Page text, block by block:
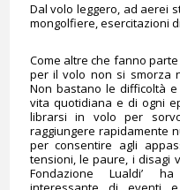
Dal volo leggero, ad aerei
mongolfiere, esercitazioni
Come altre che fanno
per il volo non si smorza
Non bastano le difficoltà
vita quotidiana e di ogni
librarsi in volo per
raggiungere rapidamente
per consentire agli
tensioni, le paure, i disagi
Fondazione Lualdi’